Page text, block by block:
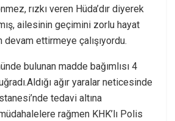
rızkı veren Hüda’dır diyerek
ailesinin geçimini zorlu hayat
devam ettirmeye çalışıyordu.
bulunan madde bağımlısı 4
ağır yaralar neticesinde
tedavi altına
rağmen KHK’lı Polis